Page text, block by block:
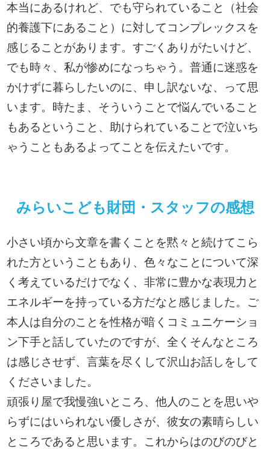
本当にあるけれど、でも守られていること（社会
的養護下にあること）に対してコンプレックスを
感じることがあります。すごくありがたいけど、
でも時々、私が惨めになっちゃう。普通に迷惑を
かけずに暮らしたいのに、申し訳ないな、って思
います。時たま、そういうことで悩んでいること
もあるということ、助けられていることで泣いち
ゃうこともあるよってことを伝えたいです。
みらいこども財団・スタッフの感想
小さい頃から文章を書くことを黙々と続けてこら
れた方ということもあり、色々なことについて深
く考えているだけでなく、非常に豊かな表現力と
エネルギーを持っている方だなと感じました。ご
本人は自分のことを性格が暗くコミュニケーショ
ン下手と話していたのですが、全くそんなところ
は感じさせず、言葉を尽くして沢山お話しをして
くださいました。
頑張り屋で我慢強いところ、他人のことを思いや
らずにはいられない優しさが、彼女の素晴らしい
ところであると思います。これからはのびのびと